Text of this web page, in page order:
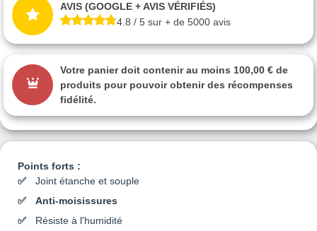
Points forts :
Joint étanche et souple
Anti-moisissures
Résiste à l'humidité
AVIS (GOOGLE + AVIS VÉRIFIÉS)
4.8 / 5 sur + de 5000 avis
Votre panier doit contenir au moins 100,00 € de
produits pour pouvoir obtenir des récompenses
fidélité.